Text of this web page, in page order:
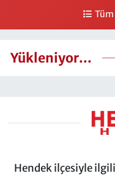
Yükleniyor...
Hendek ilçesiyle